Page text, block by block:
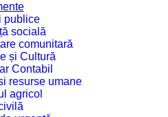
publice
socială
comunitară
și Cultură
Contabil
resurse umane
agricol